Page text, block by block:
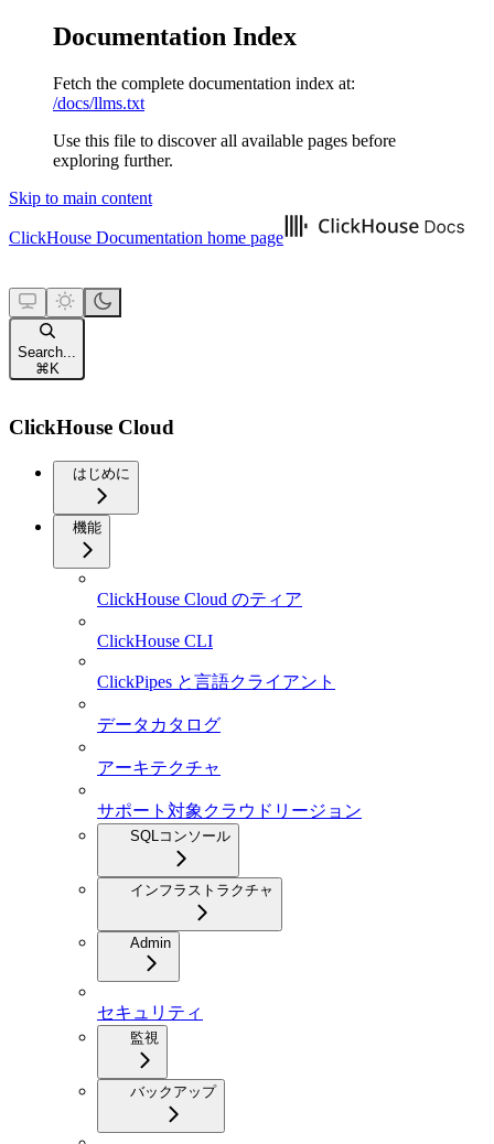
Documentation Index
Fetch the complete documentation index at:
/docs/llms.txt
Use this file to discover all available pages before
exploring further.
Skip to main content
ClickHouse Documentation home page
Search...
⌘ K
ClickHouse Cloud
はじめに
機能
ClickHouse Cloud のティア
ClickHouse CLI
ClickPipes と言語クライアント
データカタログ
アーキテクチャ
サポート対象クラウドリージョン
SQLコンソール
インフラストラクチャ
Admin
セキュリティ
監視
バックアップ